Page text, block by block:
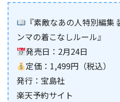
『素敵なあの人特別編
ンマの着こなしルール』
発売日：2月24日
定価：1,499円（税込）
発行：宝島社
楽天予約サイト